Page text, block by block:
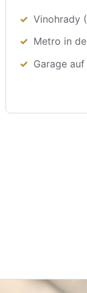
Vinohrady
Metro in
Garage